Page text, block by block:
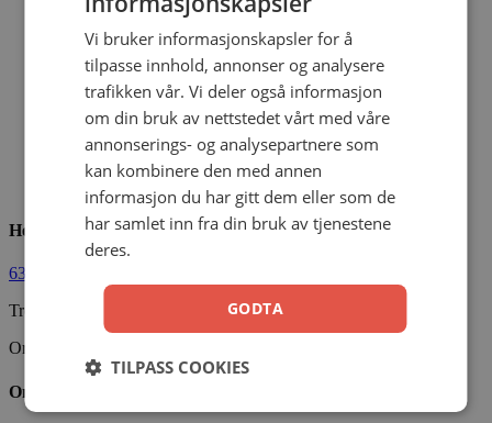
Studentbibelen / FOKUS rosa m/reg
Yri, Jacobsen, Sørensen, Grindheim, Diesen
Kunstskinn
999,00
Legg i handlekurv
Hermon Forlag AS
63 80 30 99
Trondheimsveien 50 C, 2007 Kjeller
Org.nr. 889 204 982
Om oss
Vi bruker informasjonskapsler for å
tilpasse innhold, annonser og analysere
trafikken vår. Vi deler også informasjon
om din bruk av nettstedet vårt med våre
annonserings- og analysepartnere som
kan kombinere den med annen
informasjon du har gitt dem eller som de
har samlet inn fra din bruk av tjenestene
deres.
GODTA
TILPASS COOKIES